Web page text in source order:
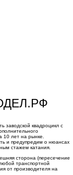
заводской квадроцикл с
10 лет на рынке.
и предупредим о нюансах
стажем катания.
сторона (пересечение
транспортной
от производителя на